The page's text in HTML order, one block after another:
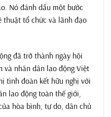
Nó đánh dấu một bước
thuật tổ chức và lãnh đạo
đã trở thành ngày hội
và nhân dân lao động Việt
tình đoàn kết hữu nghị với
lao động toàn thế giới,
hòa bình, tự do, dân chủ